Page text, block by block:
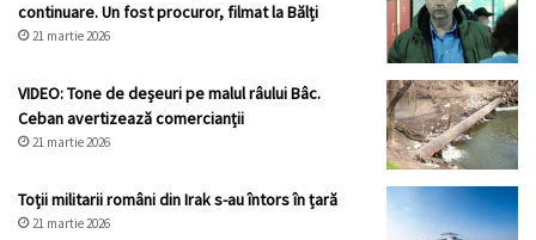
continuare. Un fost procuror, filmat la Bălți
21 martie 2026
VIDEO: Tone de deșeuri pe malul râului Bâc.
Ceban avertizează comercianții
21 martie 2026
Toții militarii români din Irak s-au întors în țară
21 martie 2026